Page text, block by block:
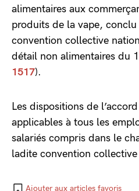
alimentaires aux
produits de la vape,
convention collective
détail non alimentaires du
1517).
Les dispositions de
applicables à tous les
salariés compris dans le
ladite convention
Ajouter aux articles favoris